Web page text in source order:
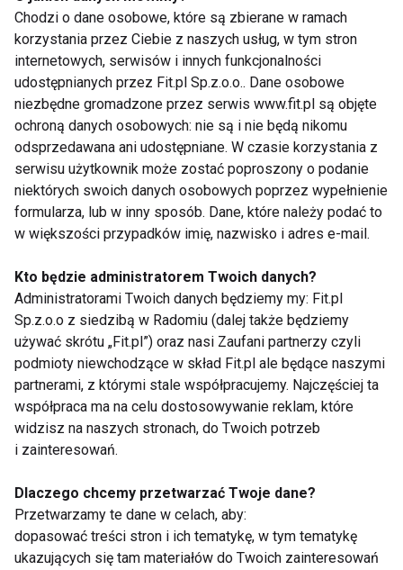
rozpocząć we wczesnym dzieciństwie. Należy
również pamiętać, że na zmianę tych nawyków jest
zawsze czas. Pierwszym krokiem jest umówienie
konsultacji dietetycznej, gdyż w jej trakcie można
poznać wiele ważnych informacji. Klinika
dietetyczna to miejsce, które zdecydowanie warto
odwiedzić.
Dietetyk w trosce o zdrowie i
sylwetkę pacjenta
Nowoczesnygabinet dietetycznyoferuje szereg
usług, które dopasowane są do indywidualnych
potrzeb licznych pacjentów. Szeroki wachlarz usług
sprawia, że z pewnością każdy znajdzie właściwą
propozycję dla siebie lub bliskich. Warto podkreślić,
żezdrowy nawykó w warto się uczyć wspólnie.
Dlatego też do gabinetu można przyjść z bliską
rodzicem. Działa te pozytywnie wpływają na relacje
międzyludzkie, ale także skutecznie wspierają
motywację do podjętej walki zdrowe i piękne ciało!
Chodzi o dane osobowe, które są zbierane w ramach
korzystania przez Ciebie z naszych usług, w tym stron
internetowych, serwisów i innych funkcjonalności
udostępnianych przez Fit.pl Sp.z.o.o.. Dane osobowe
niezbędne gromadzone przez serwis www.fit.pl są objęte
ochroną danych osobowych: nie są i nie będą nikomu
odsprzedawana ani udostępniane. W czasie korzystania z
serwisu użytkownik może zostać poproszony o podanie
niektórych swoich danych osobowych poprzez wypełnienie
formularza, lub w inny sposób. Dane, które należy podać to
w większości przypadków imię, nazwisko i adres e-mail.
Kto będzie administratorem Twoich danych?
Administratorami Twoich danych będziemy my: Fit.pl
Sp.z.o.o z siedzibą w Radomiu (dalej także będziemy
używać skrótu „Fit.pl”) oraz nasi Zaufani partnerzy czyli
podmioty niewchodzące w skład Fit.pl ale będące naszymi
partnerami, z którymi stale współpracujemy. Najczęściej ta
współpraca ma na celu dostosowywanie reklam, które
widzisz na naszych stronach, do Twoich potrzeb
i zainteresowań.
Dlaczego chcemy przetwarzać Twoje dane?
Przetwarzamy te dane w celach, aby:
dopasować treści stron i ich tematykę, w tym tematykę
ukazujących się tam materiałów do Twoich zainteresowań